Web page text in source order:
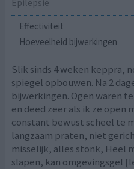
Epilepsie
Effectiviteit
Hoeveelheid bijwerkingen
Slik sinds 4 weken keppra,
spiegel opbouwen. Na 2
bijwerkingen. Ogen waren
en deed zeer als ik ze open
constant bewust scheel te
langzaam praten, niet
misselijk, alles stonk, Heel
slapen, kan omgevingsgel